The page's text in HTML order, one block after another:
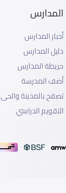
المدارس
أخبار المدارس
دليل المدارس
خريطة المدارس
أضف المدرسة
تصفح بالمدينة والحى
التقويم الدراسي